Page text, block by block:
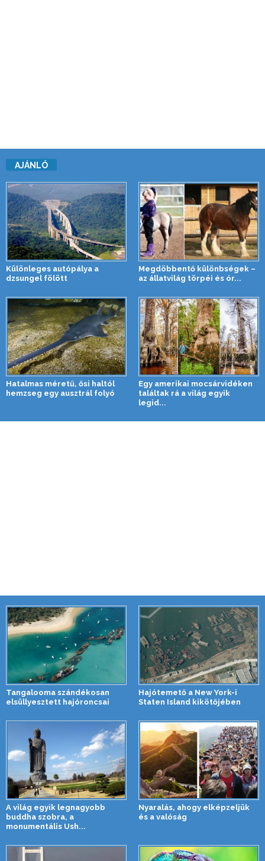
AJÁNLÓ
Különleges autópálya a
dzsungel fölött
Megdöbbentő különbségek –
az állatvilág törpéi és ór...
Hatalmas méretű, ősi haltól
hemzseg egy ausztrál folyó
Egy amerikai mocsárvidéken
találtak rá a világ egyik
legid...
Tangalooma szándékosan
elsüllyesztett hajóroncsai
Hajótemető a New York-i
Staten Island kikötőjében
A világ egyik legnagyobb
buddha szobra, a
monumentális Ush...
Nyaralás, ahogy elképzeljük
és a valóság